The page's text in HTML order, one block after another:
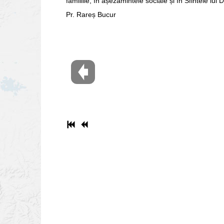
Pr. Rareș Bucur